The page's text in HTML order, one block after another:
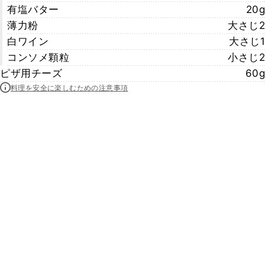
有塩バター
20g
薄力粉
大さじ2
白ワイン
大さじ1
コンソメ顆粒
小さじ2
ピザ用チーズ
60g
料理を安全に楽しむための注意事項